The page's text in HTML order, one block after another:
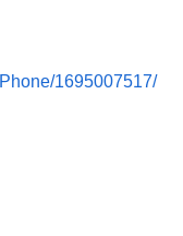
1695007517/